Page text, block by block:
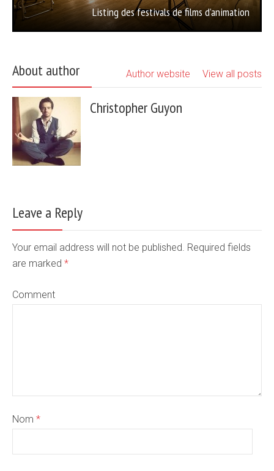
Listing des festivals de films d’animation
About author View all posts
Author website
Christopher Guyon
Leave a Reply
Your email address will not be published. Required fields
are marked *
Comment
Nom *